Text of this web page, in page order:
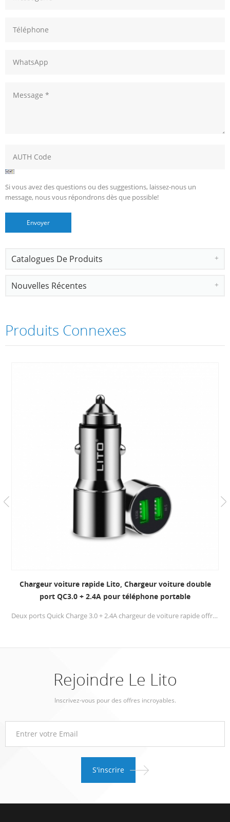
Si vous avez des questions ou des suggestions, laissez-nous un
message, nous vous répondrons dès que possible!
Catalogues De Produits
Nouvelles Récentes
Produits Connexes
Chargeur voiture rapide Lito, Chargeur voiture double
port QC3.0 + 2.4A pour téléphone portable
Deux ports Quick Charge 3.0 + 2.4A chargeur de voiture rapide offre un chargement à très haute vitesse pour les lecteurs et les passagers
Rejoindre Le Lito
Inscrivez-vous pour des offres incroyables.